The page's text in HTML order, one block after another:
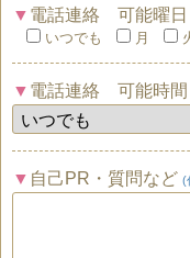
電話連絡 可能曜
いつでも 月
電話連絡 可能時
自己PR・質問など (